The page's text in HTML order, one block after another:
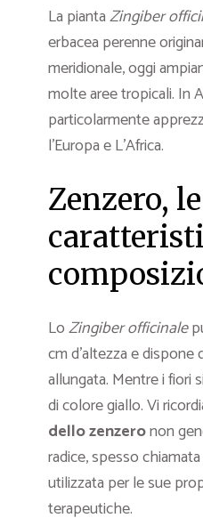
La piantaZingiber
erbacea perenne
meridionale, oggi
molte aree tropicali. In
particolarmente
l’Europa e L’Africa.
Zenzero, le
LoZingiber officinale
cm d’altezza e dispone
allungata. Mentre i fiori
di colore giallo. Vi
dello zenzeronon
radice, spesso
utilizzata per le sue
terapeutiche.